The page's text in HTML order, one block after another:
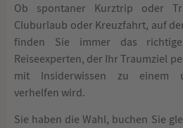
Ob spontaner Kurztrip oder
Cluburlaub oder Kreuzfahrt, auf
finden Sie immer das
Reiseexperten, der Ihr Traumziel
mit Insiderwissen zu einem
verhelfen wird.
Sie haben die Wahl, buchen Sie